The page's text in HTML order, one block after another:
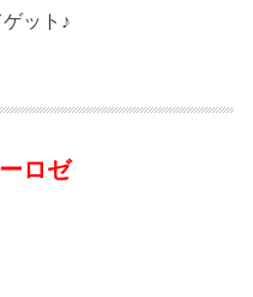
ット♪
ロゼ